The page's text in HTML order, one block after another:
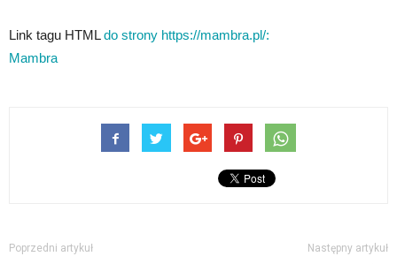
Link tagu HTMLdo strony https://mambra.pl/:
Mambra
Poprzedni artykuł Następny artykuł